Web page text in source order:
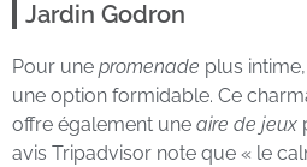
Jardin Godron
Pour une promenade plus
une option formidable. Ce
offre également une aire de jeux
avis Tripadvisor note que « le